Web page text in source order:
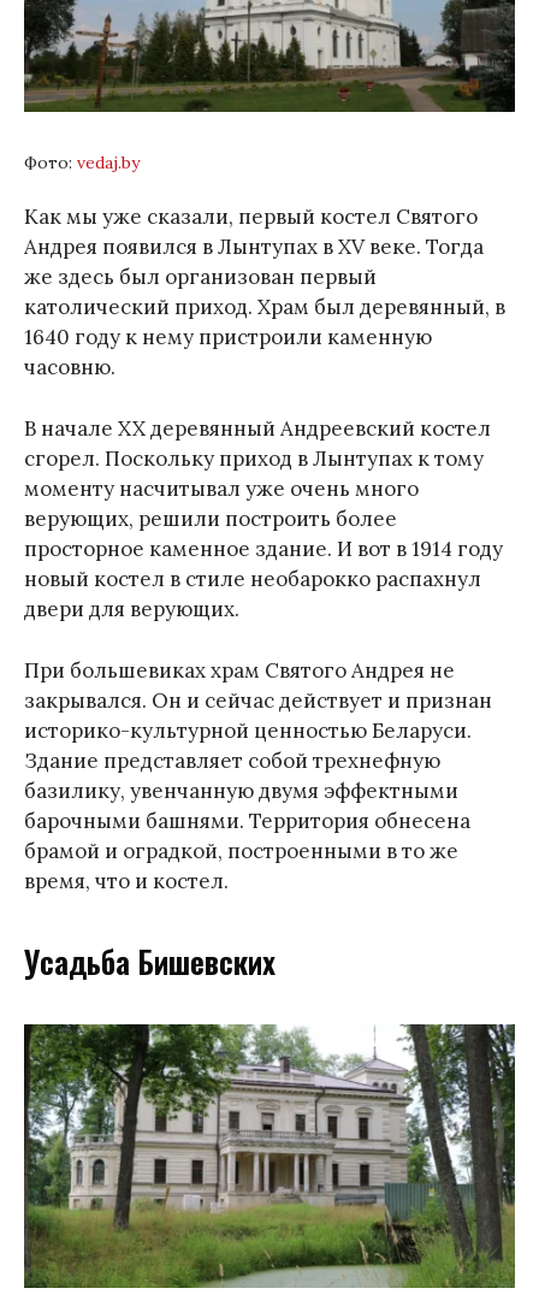
Фото: vedaj.by
Как мы уже сказали, первый костел Святого
Андрея появился в Лынтупах в XV веке. Тогда
же здесь был организован первый
католический приход. Храм был деревянный, в
1640 году к нему пристроили каменную
часовню.
В начале XX деревянный Андреевский костел
сгорел. Поскольку приход в Лынтупах к тому
моменту насчитывал уже очень много
верующих, решили построить более
просторное каменное здание. И вот в 1914 году
новый костел в стиле необарокко распахнул
двери для верующих.
При большевиках храм Святого Андрея не
закрывался. Он и сейчас действует и признан
историко-культурной ценностью Беларуси.
Здание представляет собой трехнефную
базилику, увенчанную двумя эффектными
барочными башнями. Территория обнесена
брамой и оградкой, построенными в то же
время, что и костел.
Усадьба Бишевских